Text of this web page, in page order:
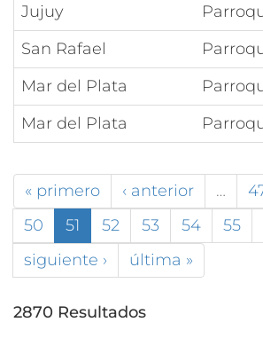
Jujuy
San Rafael
Mar del Plata
Mar del Plata
« primero ‹ anterior …
50
51 52 53 54 55
siguiente ›
última »
2870 Resultados